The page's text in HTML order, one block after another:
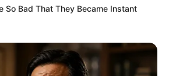
im Terminal 2. Von hier
dem Vorfeld. Seien Sie hautnah
Maschinen auf dem
abheben oder zur Landung
So Bad That They Became Instant